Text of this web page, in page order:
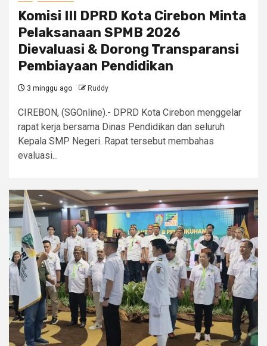
Komisi III DPRD Kota Cirebon Minta
Pelaksanaan SPMB 2026
Dievaluasi & Dorong Transparansi
Pembiayaan Pendidikan
3 minggu ago Ruddy
CIREBON, (SGOnline).- DPRD Kota Cirebon menggelar
rapat kerja bersama Dinas Pendidikan dan seluruh
Kepala SMP Negeri. Rapat tersebut membahas
evaluasi...